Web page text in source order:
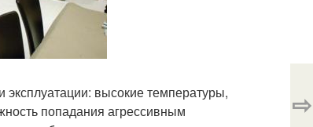
высокие температуры,
попадания агрессивным
⇨